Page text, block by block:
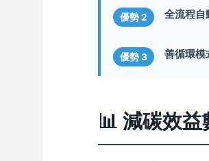
優勢 2 全流程自
優勢 3 善循環模
📊 減碳效